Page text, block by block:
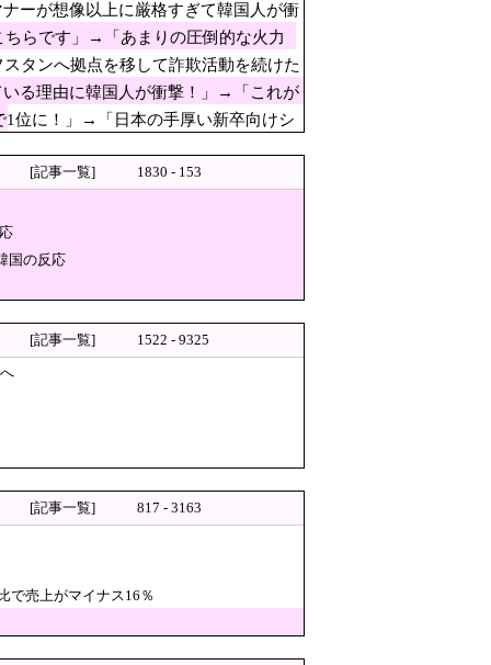
ったことがあるけど全然怖く
平主席を怒らせた」
今日言うことなのか…？」ｗｗｗｗｗ
訴訟中
しを仕掛けコスピが4%を超え
償対応（災害救助法適用地
ーが想像以上に厳格すぎて韓国人が衝
ちらです」→「あまりの圧倒的な火力
タンへ拠点を移して詐欺活動を続けた
る理由に韓国人が衝撃！」→「これが
1位に！」→「日本の手厚い新卒向けシ
[記事一覧] 1830 - 153
国の反応
[記事一覧]
1522 - 9325
[記事一覧] 817 - 3163
で売上がマイナス16％